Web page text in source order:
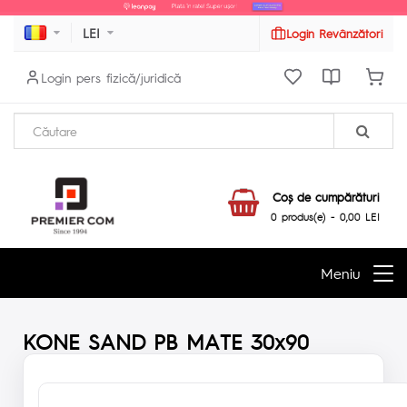
LEI Login Revânzători
Login pers fizică/juridică
Coş de cumpărături
0 produs(e) - 0,00 LEI
Meniu
KONE SAND PB MATE 30x90